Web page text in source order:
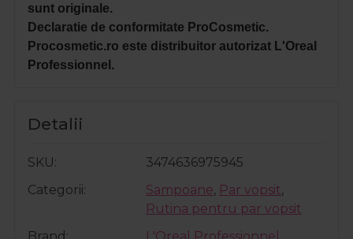
sunt originale.
Declaratie de conformitate ProCosmetic.
Procosmetic.ro este distribuitor autorizat L'Oreal
Professionnel.
Detalii
SKU
3474636975945
Categorii
Sampoane, Par vopsit,
Rutina pentru par vopsit